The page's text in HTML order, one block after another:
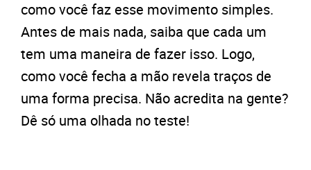
como você faz esse movimento simples.
Antes de mais nada, saiba que cada um
tem uma maneira de fazer isso. Logo,
como você fecha a mão revela traços de
uma forma precisa. Não acredita na gente?
Dê só uma olhada no teste!